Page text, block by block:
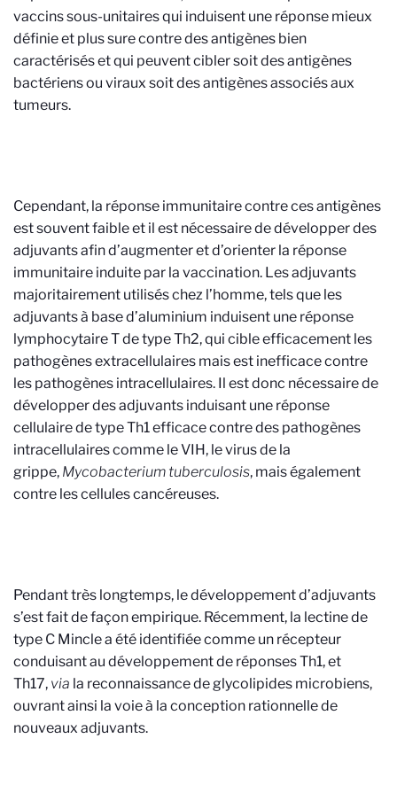
vaccins sous-unitaires qui induisent une réponse mieux
définie et plus sure contre des antigènes bien
caractérisés et qui peuvent cibler soit des antigènes
bactériens ou viraux soit des antigènes associés aux
tumeurs.
Cependant, la réponse immunitaire contre ces antigènes
est souvent faible et il est nécessaire de développer des
adjuvants afin d’augmenter et d’orienter la réponse
immunitaire induite par la vaccination. Les adjuvants
majoritairement utilisés chez l’homme, tels que les
adjuvants à base d’aluminium induisent une réponse
lymphocytaire T de type Th2, qui cible efficacement les
pathogènes extracellulaires mais est inefficace contre
les pathogènes intracellulaires. Il est donc nécessaire de
développer des adjuvants induisant une réponse
cellulaire de type Th1 efficace contre des pathogènes
intracellulaires comme le VIH, le virus de la
grippe, Mycobacterium tuberculosis, mais également
contre les cellules cancéreuses.
Pendant très longtemps, le développement d’adjuvants
s’est fait de façon empirique. Récemment, la lectine de
type C Mincle a été identifiée comme un récepteur
conduisant au développement de réponses Th1, et
Th17, via la reconnaissance de glycolipides microbiens,
ouvrant ainsi la voie à la conception rationnelle de
nouveaux adjuvants.